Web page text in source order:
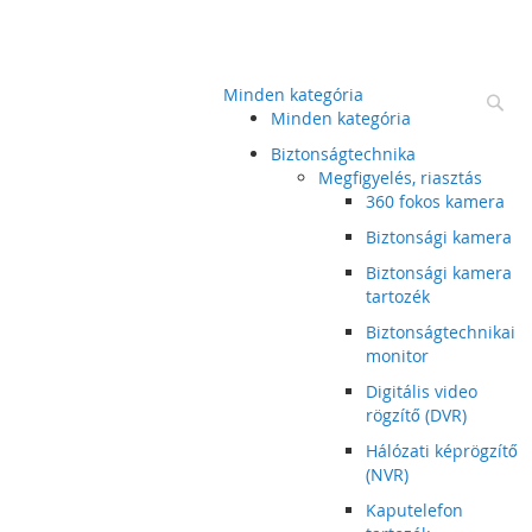
Minden kategória
Minden kategória
Biztonságtechnika
Megfigyelés, riasztás
360 fokos kamera
Biztonsági kamera
Biztonsági kamera
tartozék
Biztonságtechnikai
monitor
Digitális video
rögzítő (DVR)
Hálózati képrögzítő
(NVR)
Kaputelefon